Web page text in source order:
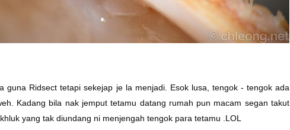
guna Ridsect tetapi sekejap je la menjadi. Esok lusa, tengok - tengok ada
Kadang bila nak jemput tetamu datang rumah pun macam segan takut
yang tak diundang ni menjengah tengok para tetamu .LOL